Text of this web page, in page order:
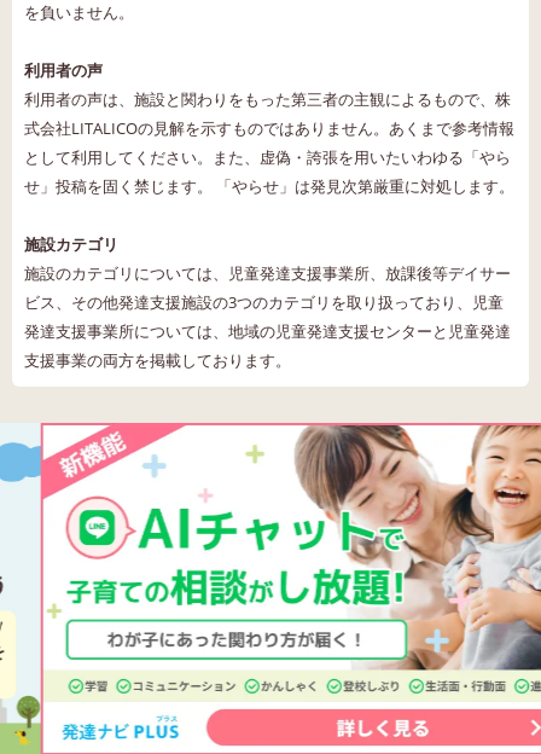
を負いません。
利用者の声
利用者の声は、施設と関わりをもった第三者の主観によるもので、株
式会社LITALICOの見解を示すものではありません。あくまで参考情報
として利用してください。また、虚偽・誇張を用いたいわゆる「やら
せ」投稿を固く禁じます。 「やらせ」は発見次第厳重に対処します。
施設カテゴリ
施設のカテゴリについては、児童発達支援事業所、放課後等デイサー
ビス、その他発達支援施設の3つのカテゴリを取り扱っており、児童
発達支援事業所については、地域の児童発達支援センターと児童発達
支援事業の両方を掲載しております。